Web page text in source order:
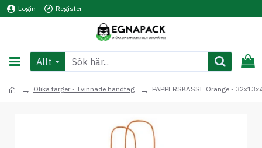
Login Register
Allt
Olika färger - Tvinnade handtag PAPPERSKASSE Orange -